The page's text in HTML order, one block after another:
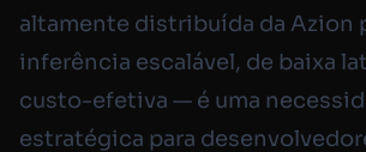
altamente distribuída da Azion
inferência escalável, de baixa
custo-efetiva — é uma
estratégica para